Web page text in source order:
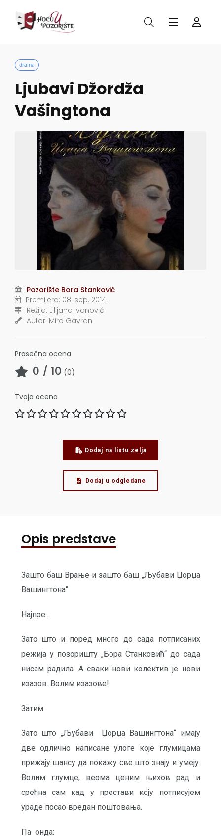
drama
Ljubavi Džordža
Vašingtona
Pozorište Bora Stanković
Premijera: 08. sep. 2014.
Režija: Lilijana Ivanović
Autor: Miro Gavran
Prosečna ocena
0 / 10 (0)
Tvoja ocena
Dodaj na listu zelja
Dodaj u odgledane
Opis predstave
Зашто баш Врање и зашто баш „Љубави Џорџа
Вашингтона“
Најпре...
Зато што и поред много до сада потписаних
режија у позоришту „Бора Станковић“ до сада
нисам радила. А сваки нови колектив је нови
изазов. Волим изазове!
Затим:
Зато што „Љубави Џорџа Вашингтона“ имају
две одлично написане улоге које глумицама
прижају шансу да покажу све што знају и умеју.
Волим глумце, веома ценим њихов рад и
срећна сам кад у престави коју потписујем
ураде посао вредан поштовања.
Па онда: